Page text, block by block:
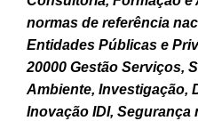
normas de referência
Entidades Públicas e
20000 Gestão Serviços,
Ambiente, Investigação,
Inovação IDI,